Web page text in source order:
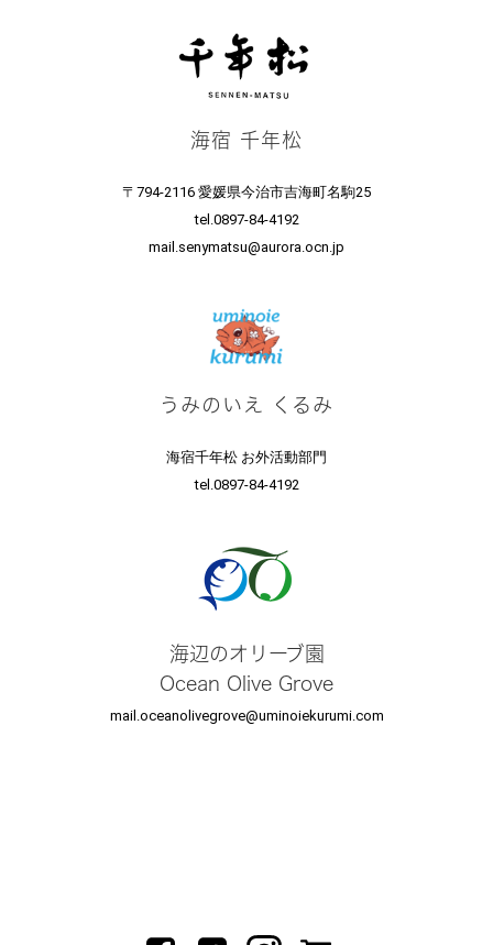
ゲ
ー
シ
ョ
ン
海宿 千年松
〒794-2116 愛媛県今治市吉海町名駒25
tel.0897-84-4192
mail.senymatsu@aurora.ocn.jp
うみのいえ くるみ
海宿千年松 お外活動部門
tel.0897-84-4192
海辺のオリーブ園
Ocean Olive Grove
mail.oceanolivegrove@uminoiekurumi.com